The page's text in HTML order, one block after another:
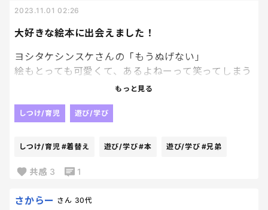
大好きな絵本に出会えました！
2023.11.01 02:26
ヨシタケシンスケさんの「もうぬげない」
絵もとっても可愛くて、あるよねーって笑ってしまう
呂入る時、着替える時ぬげない～ってやってます。ち
もっと見る
しつけ/育児 遊び/学び
しつけ/育児 #着替え 遊び/学び#本 遊び/学び #兄弟
共感 3 1
さからー さん 30代